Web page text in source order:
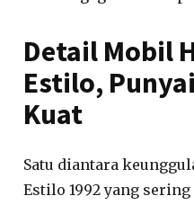
Detail Mobil
Estilo,
Kuat
Satu diantara
Estilo 1992 yang